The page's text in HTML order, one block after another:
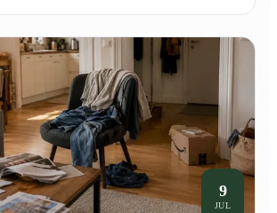
9
JUL